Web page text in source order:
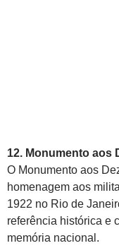
12. Monumento aos
O Monumento aos
homenagem aos
1922 no Rio de
referência histórica e
memória nacional.